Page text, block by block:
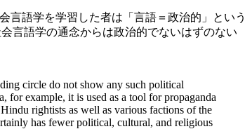
語学を学習した者は「言語＝政治的」という
言語学の通念からは政治的でないはずのない
circle do not show any such political
for example, it is used as a tool for propaganda
rightists as well as various factions of the
has fewer political, cultural, and religious